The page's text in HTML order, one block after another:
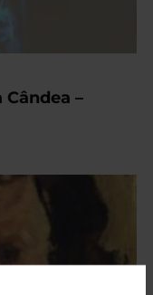
Cândea –